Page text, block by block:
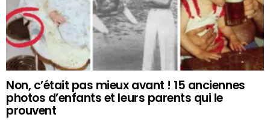
Non, c’était pas mieux avant ! 15 anciennes
photos d’enfants et leurs parents qui le
prouvent